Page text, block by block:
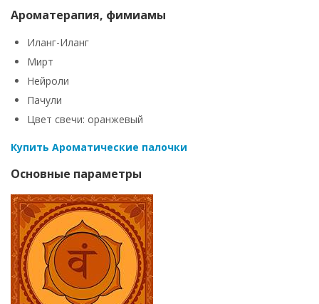
Ароматерапия, фимиамы
Иланг-Иланг
Мирт
Нейроли
Пачули
Цвет свечи: оранжевый
Купить Ароматические палочки
Основные параметры